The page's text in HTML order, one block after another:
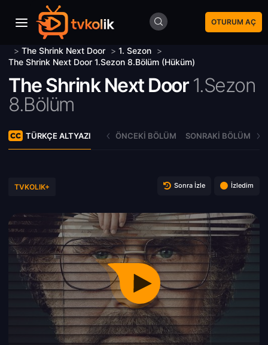
OTURUM AÇ
> The Shrink Next Door > 1. Sezon >
The Shrink Next Door 1.Sezon 8.Bölüm (Hüküm)
The Shrink Next Door 1.Sezon
8.Bölüm
TÜRKÇE ALTYAZI ÖNCEKI BÖLÜM SONRAKI BÖLÜM
TVKOLIK+ Sonra İzle İzledim